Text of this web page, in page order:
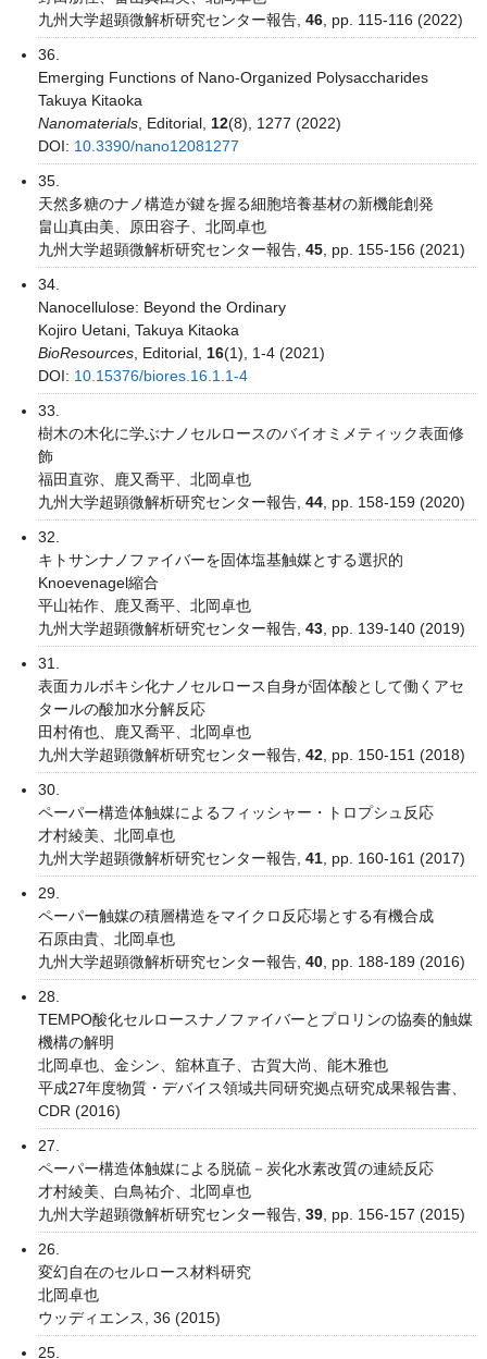
九州大学超顕微解析研究センター報告, 46 , pp. 115-116 (2022)
36.
Emerging Functions of Nano-Organized Polysaccharides
Takuya Kitaoka
Nanomaterials , Editorial, 12(8), 1277 (2022)
DOI: 10.3390/nano12081277
35.
天然多糖のナノ構造が鍵を握る細胞培養基材の新機能創発
畠山真由美、原田容子、北岡卓也
九州大学超顕微解析研究センター報告, 45 , pp. 155-156 (2021)
34.
Nanocellulose: Beyond the Ordinary
Kojiro Uetani, Takuya Kitaoka
BioResources , Editorial, 16(1), 1-4 (2021)
DOI: 10.15376/biores.16.1.1-4
33.
樹木の木化に学ぶナノセルロースのバイオミメティック表面修
飾
福田直弥、鹿又喬平、北岡卓也
九州大学超顕微解析研究センター報告, 44 , pp. 158-159 (2020)
32.
キトサンナノファイバーを固体塩基触媒とする選択的
Knoevenagel縮合
平山祐作、鹿又喬平、北岡卓也
九州大学超顕微解析研究センター報告, 43 , pp. 139-140 (2019)
31.
表面カルボキシ化ナノセルロース自身が固体酸として働くアセ
タールの酸加水分解反応
田村侑也、鹿又喬平、北岡卓也
九州大学超顕微解析研究センター報告, 42 , pp. 150-151 (2018)
30.
ペーパー構造体触媒によるフィッシャー・トロプシュ反応
才村綾美、北岡卓也
九州大学超顕微解析研究センター報告, 41 , pp. 160-161 (2017)
29.
ペーパー触媒の積層構造をマイクロ反応場とする有機合成
石原由貴、北岡卓也
九州大学超顕微解析研究センター報告, 40 , pp. 188-189 (2016)
28.
TEMPO酸化セルロースナノファイバーとプロリンの協奏的触媒
機構の解明
北岡卓也、金シン、舘林直子、古賀大尚、能木雅也
平成27年度物質・デバイス領域共同研究拠点研究成果報告書、
CDR (2016)
27.
ペーパー構造体触媒による脱硫－炭化水素改質の連続反応
才村綾美、白鳥祐介、北岡卓也
九州大学超顕微解析研究センター報告, 39 , pp. 156-157 (2015)
26.
変幻自在のセルロース材料研究
北岡卓也
ウッディエンス, 36 (2015)
25.